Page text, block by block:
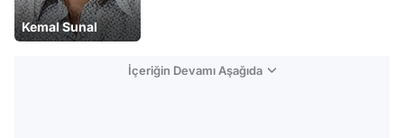
Kemal Sunal
İçeriğin Devamı Aşağıda